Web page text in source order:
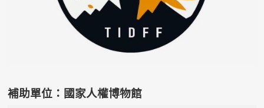
補助單位：國家人權博物館